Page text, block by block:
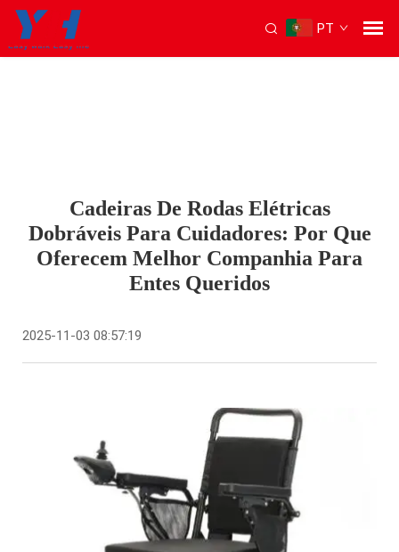
PT
Cadeiras De Rodas Elétricas
Dobráveis Para Cuidadores: Por Que
Oferecem Melhor Companhia Para
Entes Queridos
2025-11-03 08:57:19